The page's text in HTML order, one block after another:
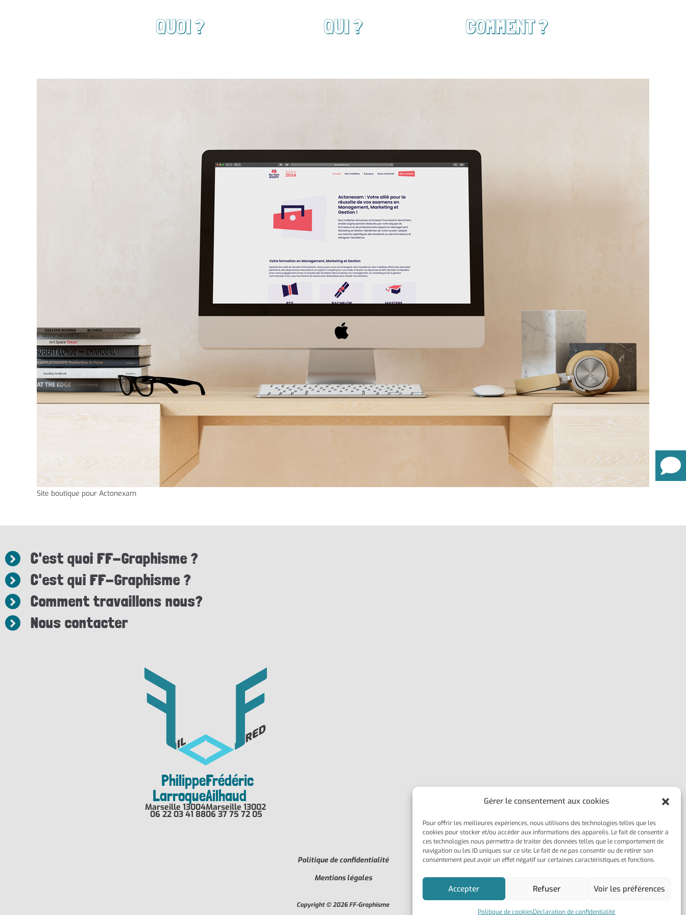
Gérer le consentement aux cookies
Pour offrir les meilleures expériences, nous utilisons des technologies telles que les
cookies pour stocker et/ou accéder aux informations des appareils. Le fait de consentir à
ces technologies nous permettra de traiter des données telles que le comportement de
navigation ou les ID uniques sur ce site. Le fait de ne pas consentir ou de retirer son
consentement peut avoir un effet négatif sur certaines caractéristiques et fonctions.
Accepter Refuser Voir les préférences
Politique de cookiesDéclaration de confidentialité
QUOI ? QUI ? COMMENT ?
Site boutique pour Actonexam
C'est quoi FF-Graphisme ?
C'est qui FF-Graphisme ?
Comment travaillons nous?
Nous contacter
Philippe
Larroque
Marseille 13004
06 22 03 41 88
Frédéric
Ailhaud
Marseille 13002
06 37 75 72 05
Politique de confidentialité
Mentions légales
Copyright © 2026 FF-Graphisme